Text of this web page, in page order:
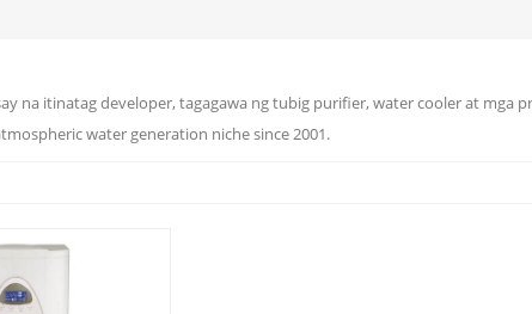
na itinatag developer, tagagawa ng tubig purifier, water cooler at mga
water generation niche since 2001.